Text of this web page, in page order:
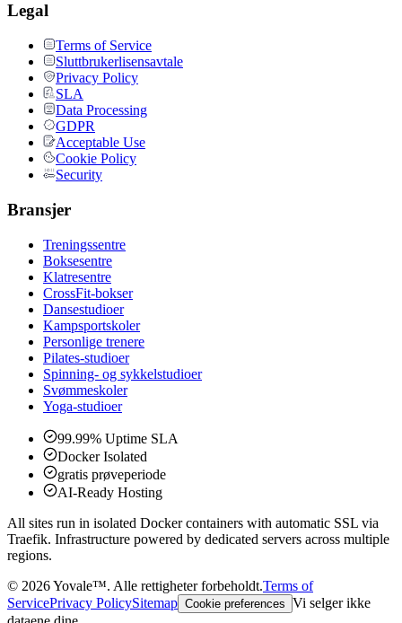
Legal
Terms of Service
Sluttbrukerlisensavtale
Privacy Policy
SLA
Data Processing
GDPR
Acceptable Use
Cookie Policy
Security
Bransjer
Treningssentre
Boksesentre
Klatresentre
CrossFit-bokser
Dansestudioer
Kampsportskoler
Personlige trenere
Pilates-studioer
Spinning- og sykkelstudioer
Svømmeskoler
Yoga-studioer
99.99% Uptime SLA
Docker Isolated
gratis prøveperiode
AI-Ready Hosting
All sites run in isolated Docker containers with automatic SSL via
Traefik. Infrastructure powered by dedicated servers across multiple
regions.
© 2026Yovale™. Alle rettigheter forbeholdt.Terms of
ServicePrivacy PolicySitemap Cookie preferences Vi selger ikke